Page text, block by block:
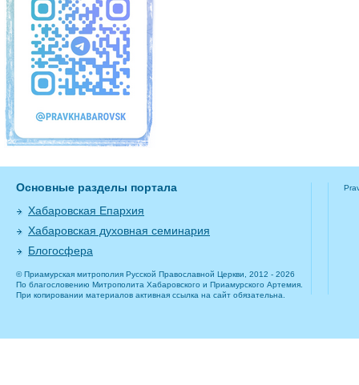
Основные разделы портала
Хабаровская Епархия
Хабаровская духовная семинария
Блогосфера
© Приамурская митрополия Русской Православной Церкви, 2012 - 2026
По благословению Митрополита Хабаровского и Приамурского Артемия.
При копировании материалов активная ссылка на сайт обязательна.